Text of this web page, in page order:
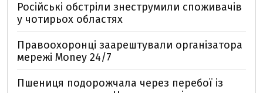
Російські обстріли знеструмили споживачів
у чотирьох областях
Правоохоронці заарештували організатора
мережі Money 24/7
Пшениця подорожчала через перебої із